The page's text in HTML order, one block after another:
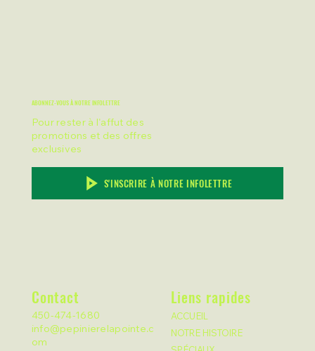
ABONNEZ-VOUS À NOTRE INFOLETTRE
Pour rester à l'affut des
promotions et des offres
exclusives
S'INSCRIRE À NOTRE INFOLETTRE
Contact
450-474-1680
info@pepinierelapointe.c
om
Liens rapides
ACCUEIL
NOTRE HISTOIRE